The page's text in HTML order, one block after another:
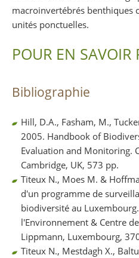
macroinvertébrés benthiques
unités ponctuelles.
POUR EN SAVOIR
Bibliographie
Hill, D.A., Fasham, M.,
2005. Handbook of
Evaluation and Monitoring.
Cambridge, UK, 573 pp.
Titeux N., Moes M. &
d'un programme de
biodiversité au
l'Environnement & Centre
Lippmann, Luxembourg,
Titeux N., Mestdagh X.,